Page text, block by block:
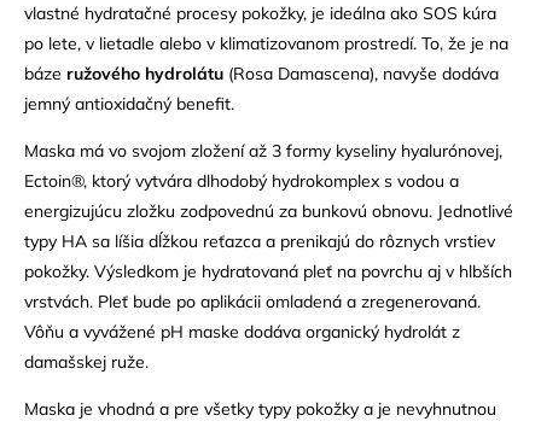
vlastné hydratačné procesy pokožky, je ideálna ako SOS kúra
po lete, v lietadle alebo v klimatizovanom prostredí. To, že je na
báze ružového hydrolátu (Rosa Damascena), navyše dodáva
jemný antioxidačný benefit.
Maska má vo svojom zložení až 3 formy kyseliny hyalurónovej,
Ectoin®, ktorý vytvára dlhodobý hydrokomplex s vodou a
energizujúcu zložku zodpovednú za bunkovú obnovu. Jednotlivé
typy HA sa líšia dĺžkou reťazca a prenikajú do rôznych vrstiev
pokožky. Výsledkom je hydratovaná pleť na povrchu aj v hlbších
vrstvách. Pleť bude po aplikácii omladená a zregenerovaná.
Vôňu a vyvážené pH maske dodáva organický hydrolát z
damašskej ruže.
Maska je vhodná a pre všetky typy pokožky a je nevyhnutnou